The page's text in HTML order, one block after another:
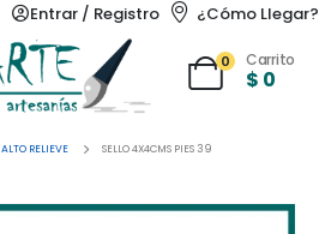
Entrar / Registro ¿Cómo Llegar?
0 Carrito
$ 0
ALTO RELIEVE SELLO 4X4CMS PIES 39